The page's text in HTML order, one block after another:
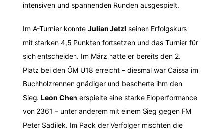
intensiven und spannenden Runden ausgespielt.
Im A-Turnier konnte Julian Jetzl seinen Erfolgskurs
mit starken 4,5 Punkten fortsetzen und das Turnier für
sich entscheiden. Im März hatte er bereits den 2.
Platz bei den ÖM U18 erreicht – diesmal war Caissa im
Buchholzrennen gnädiger und bescherte ihm den
Sieg. Leon Chen erspielte eine starke Eloperformance
von 2361 – unter anderem mit einem Sieg gegen FM
Peter Sadilek. Im Pack der Verfolger mischten die